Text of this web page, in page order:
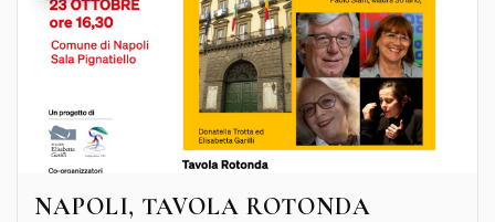
NAPOLI, TAVOLA ROTONDA